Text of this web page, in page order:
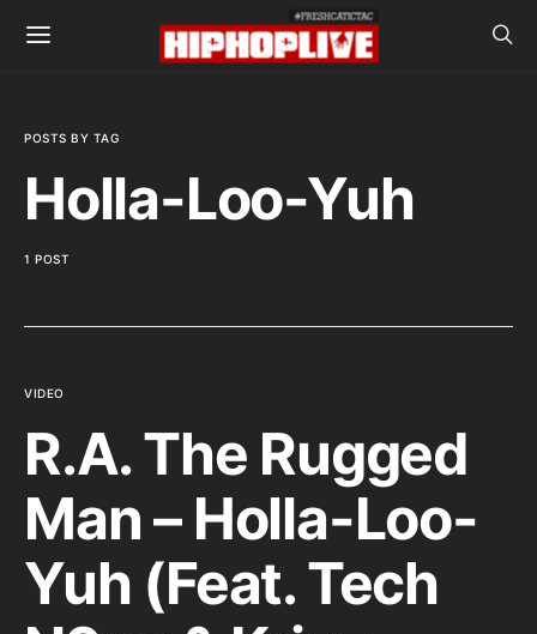
POSTS BY TAG
Holla-Loo-Yuh
1 POST
VIDEO
R.A. The Rugged
Man – Holla-Loo-
Yuh (Feat. Tech